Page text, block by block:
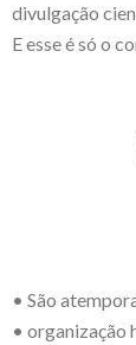
divulgação
E esse é só o
• São
• organização